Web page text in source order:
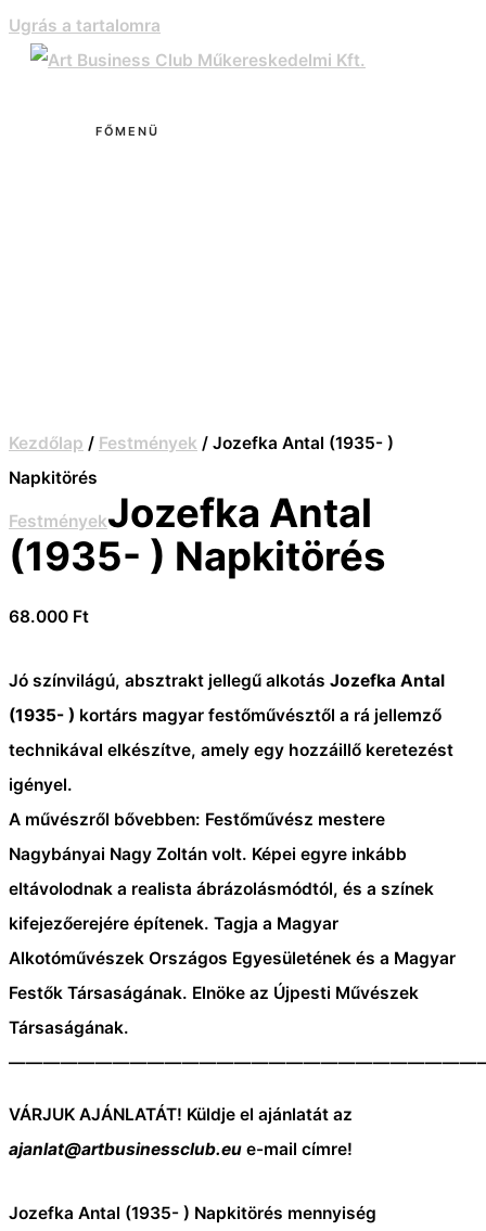
Ugrás a tartalomra
FŐMENÜ
Kezdőlap / Festmények / Jozefka Antal (1935- )
Napkitörés
FestményekJozefka Antal
(1935- ) Napkitörés
68.000 Ft
Jó színvilágú, absztrakt jellegű alkotás Jozefka Antal
(1935- ) kortárs magyar festőművésztől a rá jellemző
technikával elkészítve, amely egy hozzáillő keretezést
igényel.
A művészről bővebben: Festőművész mestere
Nagybányai Nagy Zoltán volt. Képei egyre inkább
eltávolodnak a realista ábrázolásmódtól, és a színek
kifejezőerejére építenek. Tagja a Magyar
Alkotóművészek Országos Egyesületének és a Magyar
Festők Társaságának. Elnöke az Újpesti Művészek
Társaságának.
VÁRJUK AJÁNLATÁT! Küldje el ajánlatát az
ajanlat@artbusinessclub.eu e-mail címre!
Jozefka Antal (1935- ) Napkitörés mennyiség